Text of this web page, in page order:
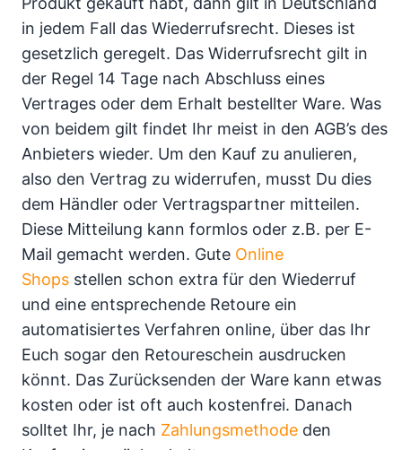
in jedem Fall das Wiederrufsrecht. Dieses ist
gesetzlich geregelt. Das Widerrufsrecht gilt in
der Regel 14 Tage nach Abschluss eines
Vertrages oder dem Erhalt bestellter Ware. Was
von beidem gilt findet Ihr meist in den AGB’s des
Anbieters wieder. Um den Kauf zu anulieren,
also den Vertrag zu widerrufen, musst Du dies
dem Händler oder Vertragspartner mitteilen.
Diese Mitteilung kann formlos oder z.B. per E-
Mail gemacht werden. Gute Online
Shops stellen schon extra für den Wiederruf
und eine entsprechende Retoure ein
automatisiertes Verfahren online, über das Ihr
Euch sogar den Retoureschein ausdrucken
könnt. Das Zurücksenden der Ware kann etwas
kosten oder ist oft auch kostenfrei. Danach
solltet Ihr, je nach Zahlungsmethode den